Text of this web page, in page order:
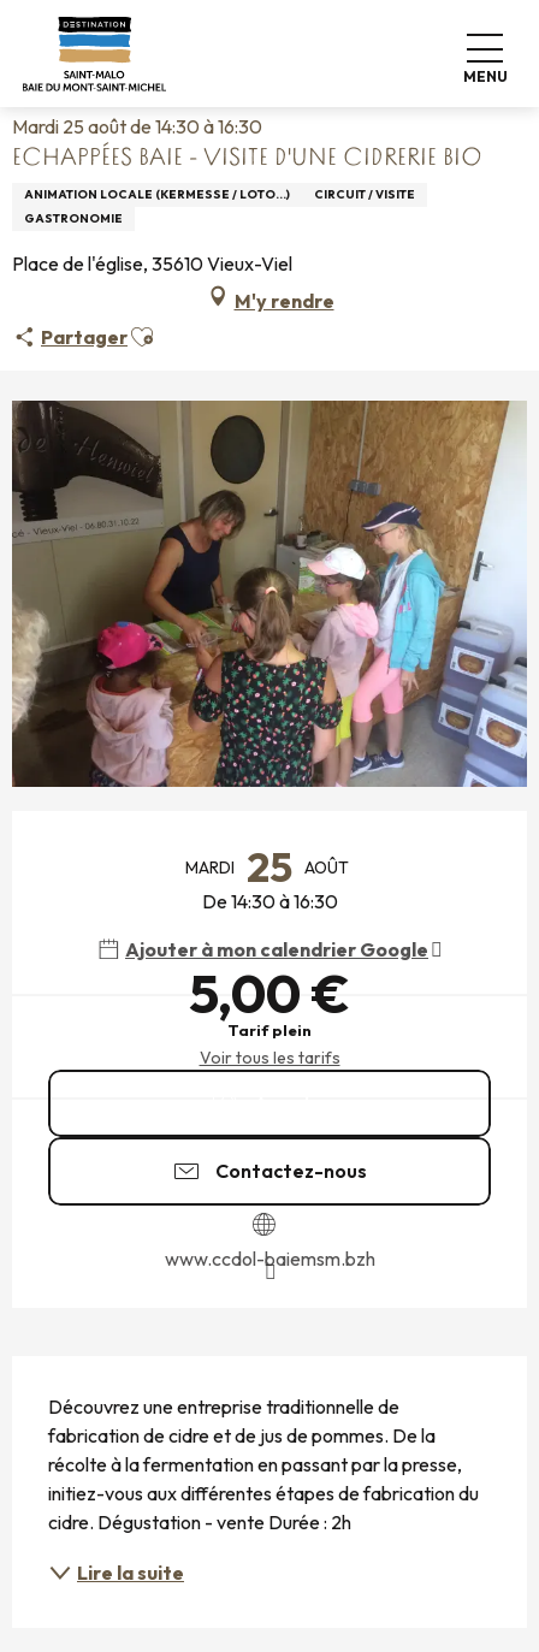
contenu
MENU
Accueil Vivre comme chez nous
Echappées Baie - Visite d'une cidrerie bio
Mardi 25 août de 14:30 à 16:30
ECHAPPÉES BAIE - VISITE D'UNE CIDRERIE BIO
ANIMATION LOCALE (KERMESSE / LOTO...)
CIRCUIT / VISITE
GASTRONOMIE
Place de l'église, 35610 Vieux-Viel
M'y rendre
PartagerAjouter aux favoris
MARDI 25 AOÛT
De 14:30 à 16:30
Ajouter à mon calendrier Google
5,00 €
Tarif plein
Voir tous les tarifs
Contactez-nous
www.ccdol-baiemsm.bzh
Découvrez une entreprise traditionnelle de
fabrication de cidre et de jus de pommes. De la
récolte à la fermentation en passant par la presse,
initiez-vous aux différentes étapes de fabrication du
cidre. Dégustation - vente Durée : 2h
Lire la suite